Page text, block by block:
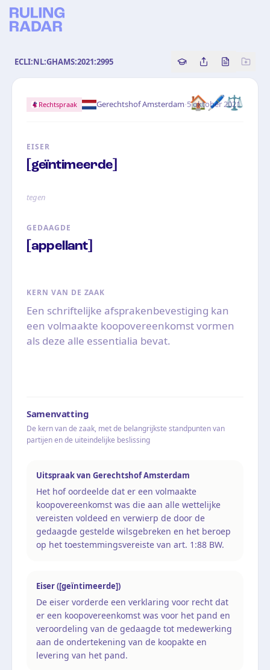
ECLI:NL:GHAMS:2021:2995 Copy source
Share this
Bekijk
🏠🖊️⚖️
Rechtspraak Gerechtshof Amsterdam·5 oktober 2021
EISER
[geïntimeerde]
tegen
GEDAAGDE
[appellant]
KERN VAN DE ZAAK
Een schriftelijke afsprakenbevestiging kan
een volmaakte koopovereenkomst vormen
als deze alle essentialia bevat.
Samenvatting
De kern van de zaak, met de belangrijkste standpunten van
partijen en de uiteindelijke beslissing
Uitspraak van Gerechtshof Amsterdam
Het hof oordeelde dat er een volmaakte
koopovereenkomst was die aan alle wettelijke
vereisten voldeed en verwierp de door de
gedaagde gestelde wilsgebreken en het beroep
op het toestemmingsvereiste van art. 1:88 BW.
Eiser ([geïntimeerde])
De eiser vorderde een verklaring voor recht dat
er een koopovereenkomst was voor het pand en
veroordeling van de gedaagde tot medewerking
aan de ondertekening van de koopakte en
levering van het pand.